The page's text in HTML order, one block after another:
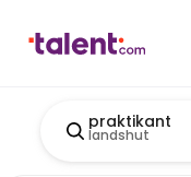
praktikant
landshut